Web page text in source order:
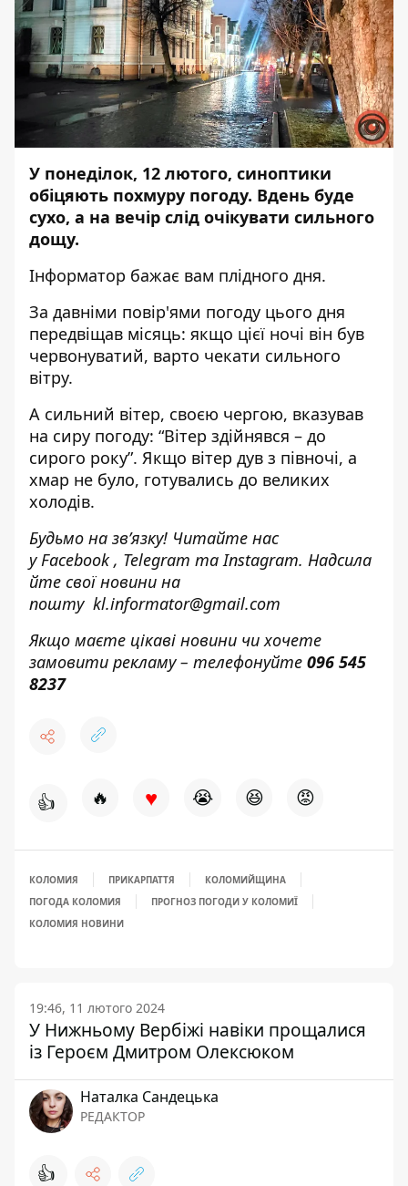
У понеділок, 12 лютого, синоптики
обіцяють похмуру погоду. Вдень буде
сухо, а на вечір слід очікувати сильного
дощу.
Інформатор бажає вам плідного дня.
За давніми повір'ями погоду цього дня
передвіщав місяць: якщо цієї ночі він був
червонуватий, варто чекати сильного
вітру.
А сильний вітер, своєю чергою, вказував
на сиру погоду: “Вітер здійнявся – до
сирого року”. Якщо вітер дув з півночі, а
хмар не було, готувались до великих
холодів.
Будьмо на зв’язку! Читайте нас
уFacebook, Telegram таInstagram. Надсила
йте свої новини на
пошту kl.informator@gmail.com
Якщо маєте цікаві новини чи хочете
замовити рекламу – телефонуйте 096 545
8237
👍 🔥 ♥ 😭 😆 😡
КОЛОМИЯ ПРИКАРПАТТЯ
КОЛОМИЙЩИНА
ПОГОДА КОЛОМИЯ
ПРОГНОЗ ПОГОДИ У КОЛОМИЇ
КОЛОМИЯ НОВИНИ
19:46, 11 лютого 2024
У Нижньому Вербіжі навіки прощалися
із Героєм Дмитром Олексюком
Наталка Сандецька
РЕДАКТОР
👍